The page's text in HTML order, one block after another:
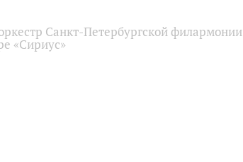
Санкт-Петербургской филармонии
«Сириус»